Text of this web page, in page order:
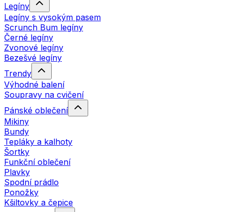
Legíny
Legíny s vysokým pasem
Scrunch Bum legíny
Černé legíny
Zvonové legíny
Bezešvé legíny
Trendy
Výhodné balení
Soupravy na cvičení
Pánské oblečení
Mikiny
Bundy
Tepláky a kalhoty
Šortky
Funkční oblečení
Plavky
Spodní prádlo
Ponožky
Kšiltovky a čepice